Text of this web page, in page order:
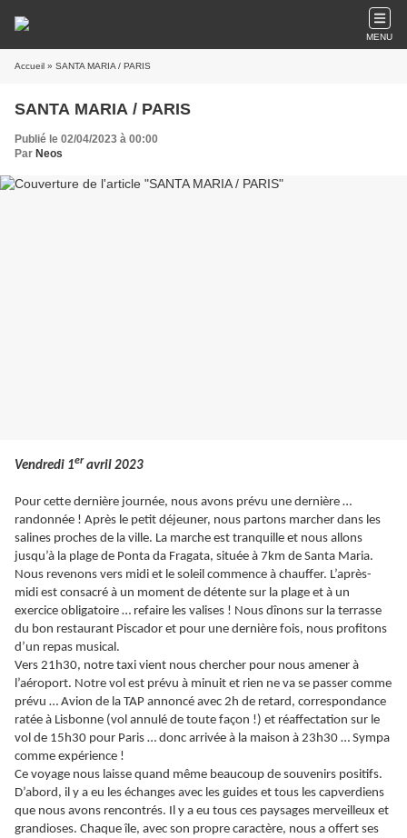
MENU
Accueil » SANTA MARIA / PARIS
SANTA MARIA / PARIS
Publié le 02/04/2023 à 00:00
Par Neos
Vendredi 1er avril 2023
Pour cette dernière journée, nous avons prévu une dernière …
randonnée ! Après le petit déjeuner, nous partons marcher dans les
salines proches de la ville. La marche est tranquille et nous allons
jusqu’à la plage de Ponta da Fragata, située à 7km de Santa Maria.
Nous revenons vers midi et le soleil commence à chauffer. L’après-
midi est consacré à un moment de détente sur la plage et à un
exercice obligatoire … refaire les valises ! Nous dînons sur la terrasse
du bon restaurant Piscador et pour une dernière fois, nous profitons
d’un repas musical.
Vers 21h30, notre taxi vient nous chercher pour nous amener à
l’aéroport. Notre vol est prévu à minuit et rien ne va se passer comme
prévu … Avion de la TAP annoncé avec 2h de retard, correspondance
ratée à Lisbonne (vol annulé de toute façon !) et réaffectation sur le
vol de 15h30 pour Paris … donc arrivée à la maison à 23h30 … Sympa
comme expérience !
Ce voyage nous laisse quand même beaucoup de souvenirs positifs.
D’abord, il y a eu les échanges avec les guides et tous les capverdiens
que nous avons rencontrés. Il y a eu tous ces paysages merveilleux et
grandioses. Chaque île, avec son propre caractère, nous a offert ses